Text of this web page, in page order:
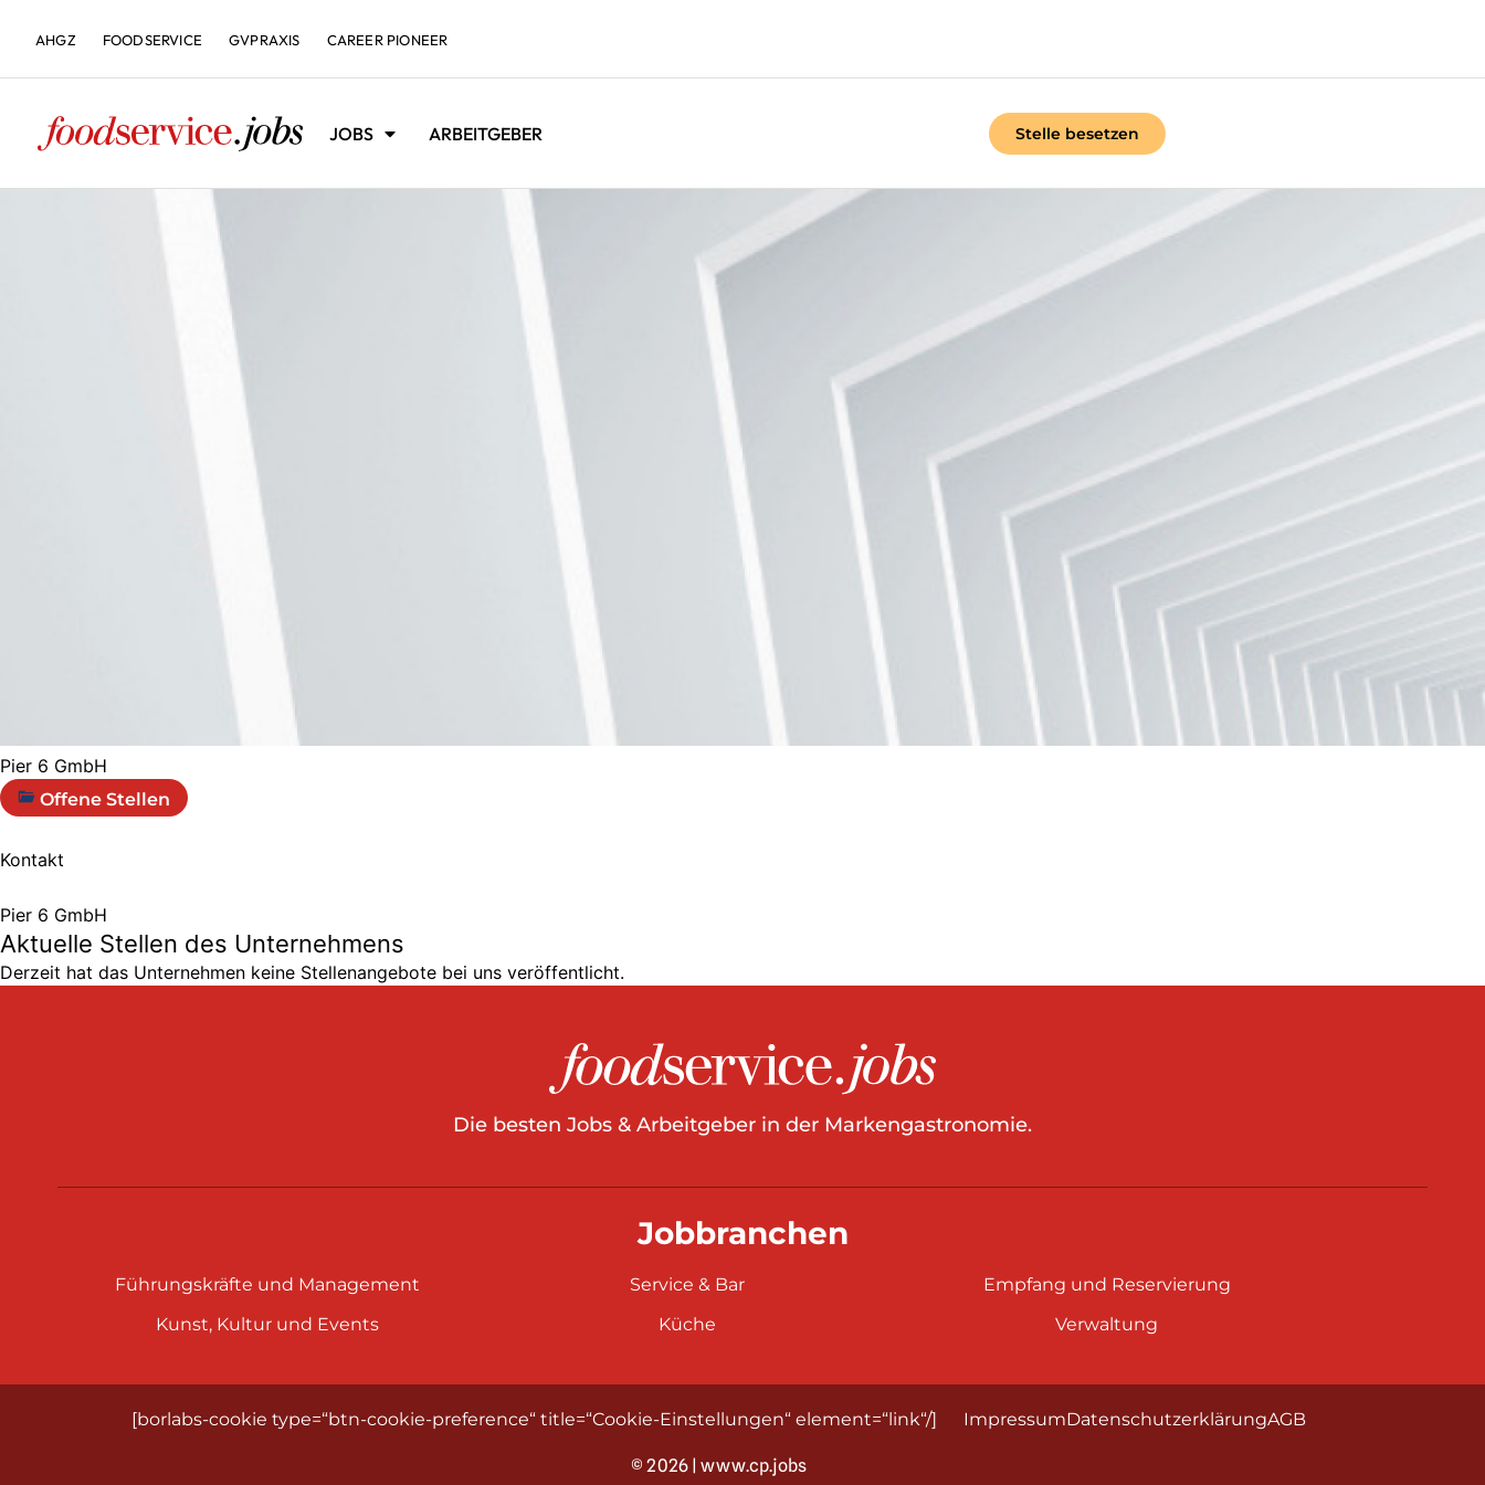
AHGZ FOODSERVICE GVPRAXIS CAREER PIONEER
JOBS ARBEITGEBER Stelle besetzen
Pier 6 GmbH
Offene Stellen
Kontakt
Pier 6 GmbH
Aktuelle Stellen des Unternehmens
Derzeit hat das Unternehmen keine Stellenangebote bei uns veröffentlicht.
Die besten Jobs & Arbeitgeber in der Markengastronomie.
Jobbranchen
Führungskräfte und Management
Kunst, Kultur und Events
Service & Bar
Küche
Empfang und Reservierung
Verwaltung
[borlabs-cookie type=“btn-cookie-preference“ title=“Cookie-Einstellungen“ element=“link“/] ImpressumDatenschutzerklärungAGB
© 2026 | www.cp.jobs